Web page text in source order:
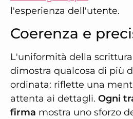
l'esperienza dell'utente.
Coerenza e
L'uniformità della
dimostra qualcosa di più
ordinata: riflette una
attenta ai dettagli. Ogni
firma mostra uno sforzo